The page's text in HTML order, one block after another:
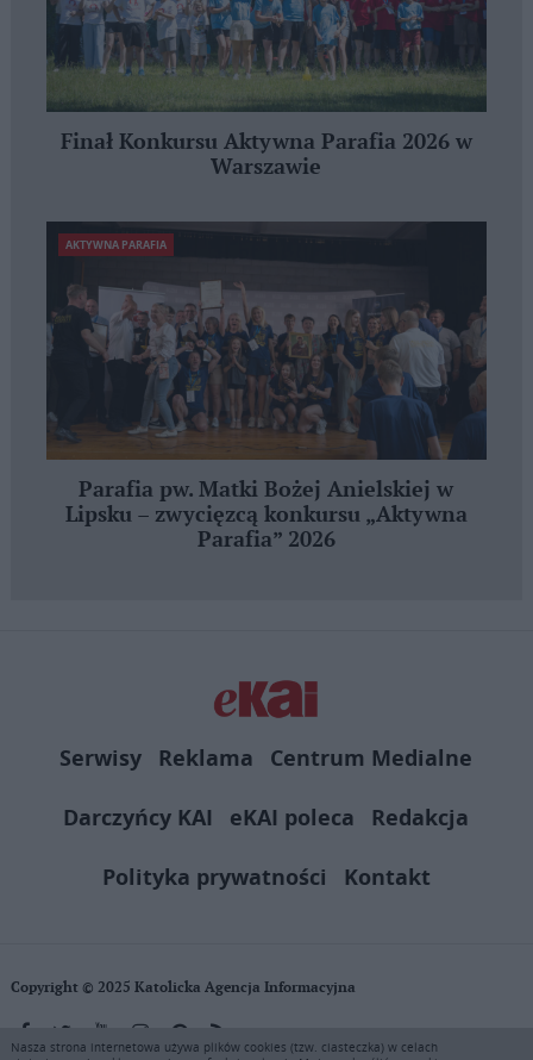
Finał Konkursu Aktywna Parafia 2026 w
Warszawie
AKTYWNA PARAFIA
Parafia pw. Matki Bożej Anielskiej w
Lipsku – zwycięzcą konkursu „Aktywna
Parafia” 2026
Serwisy Reklama
Centrum Medialne
Darczyńcy KAI
eKAI poleca
Redakcja
Polityka prywatności
Kontakt
Copyright © 2025 Katolicka Agencja Informacyjna
Nasza strona internetowa używa plików cookies (tzw. ciasteczka) w celach